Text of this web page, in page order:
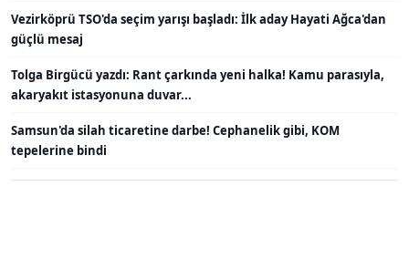
Vezirköprü TSO'da seçim yarışı başladı: İlk aday Hayati Ağca'dan
güçlü mesaj
Tolga Birgücü yazdı: Rant çarkında yeni halka! Kamu parasıyla,
akaryakıt istasyonuna duvar...
Samsun'da silah ticaretine darbe! Cephanelik gibi, KOM
tepelerine bindi